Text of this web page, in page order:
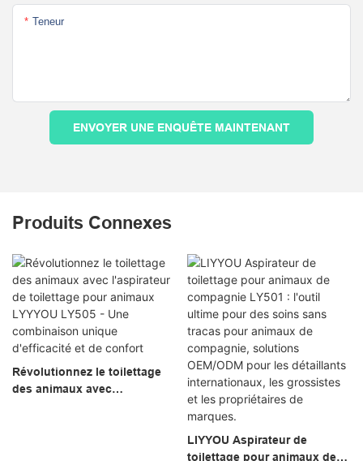
Teneur
ENVOYER UNE ENQUÊTE MAINTENANT
Produits Connexes
Révolutionnez le toilettage
des animaux avec
LIYYOU Aspirateur de
toilettage pour animaux de